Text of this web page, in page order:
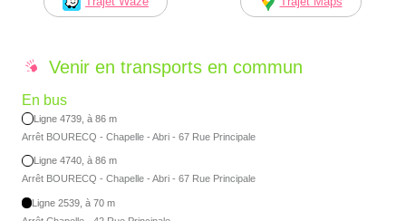
Venir en transports en commun
En bus
Ligne 4739, à 86 m
Arrêt BOURECQ - Chapelle - Abri - 67 Rue Principale
Ligne 4740, à 86 m
Arrêt BOURECQ - Chapelle - Abri - 67 Rue Principale
Ligne 2539, à 70 m